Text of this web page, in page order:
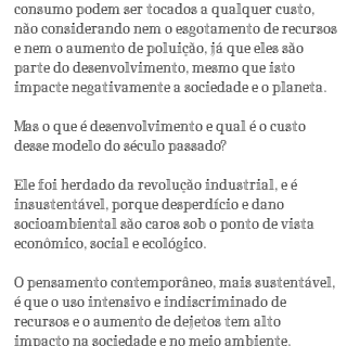
consumo podem ser tocados a qualquer custo,
não considerando nem o esgotamento de recursos
e nem o aumento de poluição, já que eles são
parte do desenvolvimento, mesmo que isto
impacte negativamente a sociedade e o planeta.
Mas o que é desenvolvimento e qual é o custo
desse modelo do século passado?
Ele foi herdado da revolução industrial, e é
insustentável, porque desperdício e dano
socioambiental são caros sob o ponto de vista
econômico, social e ecológico.
O pensamento contemporâneo, mais sustentável,
é que o uso intensivo e indiscriminado de
recursos e o aumento de dejetos tem alto
impacto na sociedade e no meio ambiente.